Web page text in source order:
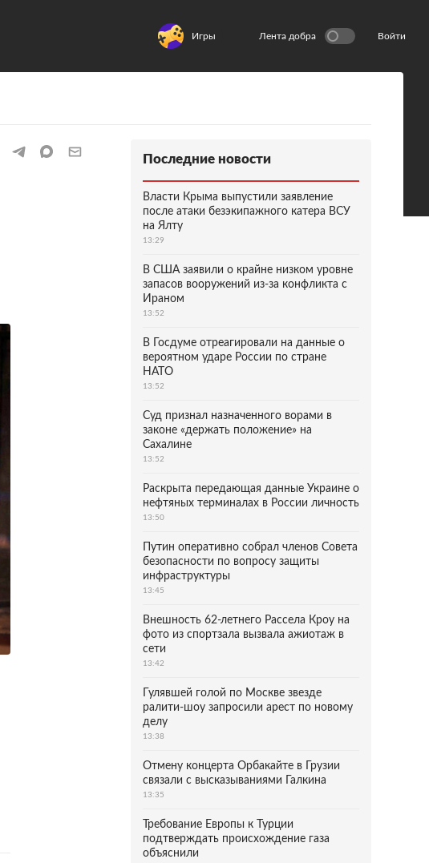
Игры Лента добра Войти
Последние новости
Власти Крыма выпустили заявление
после атаки безэкипажного катера ВСУ
на Ялту
13:29
В США заявили о крайне низком уровне
запасов вооружений из-за конфликта с
Ираном
13:52
В Госдуме отреагировали на данные о
вероятном ударе России по стране
НАТО
13:52
Суд признал назначенного ворами в
законе «держать положение» на
Сахалине
13:52
Раскрыта передающая данные Украине о
нефтяных терминалах в России личность
13:50
Путин оперативно собрал членов Совета
безопасности по вопросу защиты
инфраструктуры
13:45
Внешность 62-летнего Рассела Кроу на
фото из спортзала вызвала ажиотаж в
сети
13:42
Гулявшей голой по Москве звезде
ралити-шоу запросили арест по новому
делу
13:38
Отмену концерта Орбакайте в Грузии
связали с высказываниями Галкина
13:35
Требование Европы к Турции
подтверждать происхождение газа
объяснили